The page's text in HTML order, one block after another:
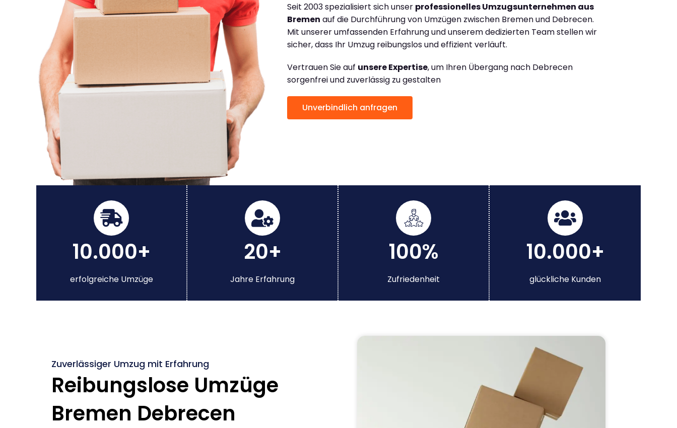
Seit 2003 spezialisiert sich unser professionelles Umzugsunternehmen aus
Bremen auf die Durchführung von Umzügen zwischen Bremen und Debrecen.
Mit unserer umfassenden Erfahrung und unserem dedizierten Team stellen wir
sicher, dass Ihr Umzug reibungslos und effizient verläuft.
Vertrauen Sie auf unsere Expertise, um Ihren Übergang nach Debrecen
sorgenfrei und zuverlässig zu gestalten
Unverbindlich anfragen
10.000+
erfolgreiche Umzüge
20+
Jahre Erfahrung
100%
Zufriedenheit
10.000+
glückliche Kunden
Zuverlässiger Umzug mit Erfahrung
Reibungslose Umzüge
Bremen Debrecen